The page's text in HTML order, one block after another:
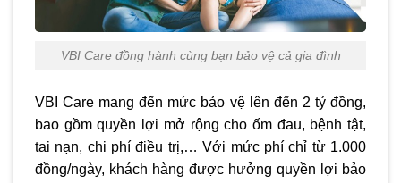
VBI Care đồng hành cùng bạn bảo vệ cả gia đình
VBI Care mang đến mức bảo vệ lên đến 2 tỷ đồng,
bao gồm quyền lợi mở rộng cho ốm đau, bệnh tật,
tai nạn, chi phí điều trị,… Với mức phí chỉ từ 1.000
đồng/ngày, khách hàng được hưởng quyền lợi bảo